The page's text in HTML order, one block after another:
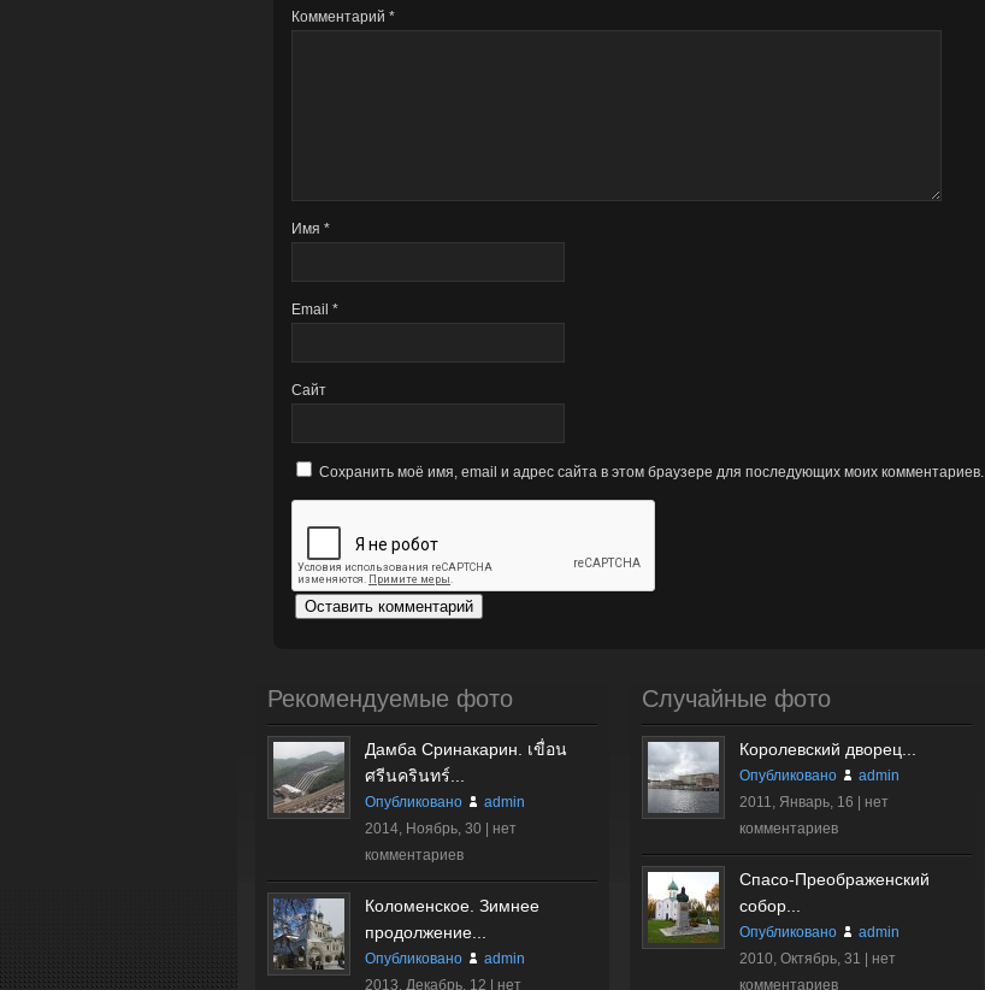
Комментарий *
Имя *
Email *
Сайт
Сохранить моё имя, email и адрес сайта в этом браузере для последующих моих комментариев.
Рекомендуемые фото
Дамба Сринакарин. เขื่อน
ศรีนครินทร์...
Опубликовано
admin
2014, Ноябрь, 30 | нет
комментариев
Коломенское. Зимнее
продолжение...
Опубликовано
admin
2013, Декабрь, 12 | нет
Случайные фото
Королевский дворец...
Опубликовано
admin
2011, Январь, 16 | нет
комментариев
Спасо-Преображенский
собор...
Опубликовано
admin
2010, Октябрь, 31 | нет
комментариев